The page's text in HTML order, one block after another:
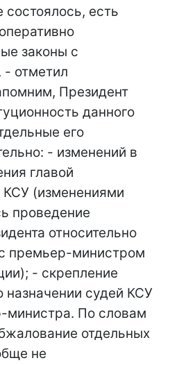
есть
законы с
- отметил
Президент
данного
его
- изменений в
главой
КСУ (изменениями
проведение
относительно
премьер-министром
- скрепление
назначении судей КСУ
министра. По словам
отдельных
не